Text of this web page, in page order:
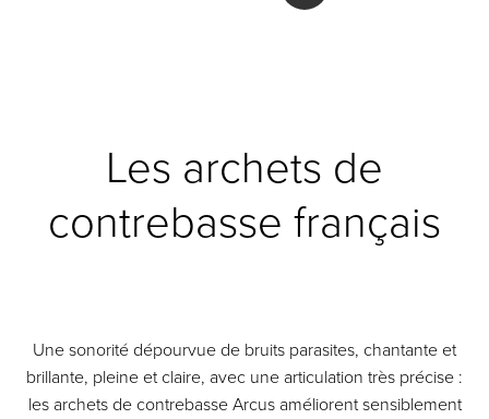
Les archets de
contrebasse français
Une sonorité dépourvue de bruits parasites, chantante et
brillante, pleine et claire, avec une articulation très précise :
les archets de contrebasse Arcus améliorent sensiblement